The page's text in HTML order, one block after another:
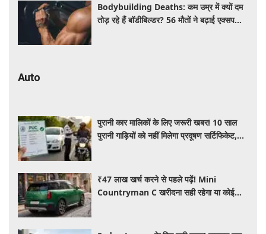
Bodybuilding Deaths: कम उम्र में क्यों दम
तोड़ रहे हैं बॉडीबिल्डर? 56 मौतों ने बढ़ाई एक्सपर्ट्स
Auto
पुरानी कार मालिकों के लिए जरूरी खबर! 10 साल
पुरानी गाड़ियों को नहीं मिलेगा प्रदूषण सर्टिफिकेट,
₹47 लाख खर्च करने से पहले पढ़ें! Mini
Countryman C खरीदना सही रहेगा या कोई